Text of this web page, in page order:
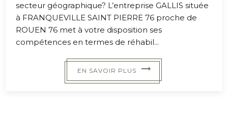
secteur géographique? L’entreprise GALLIS située
à FRANQUEVILLE SAINT PIERRE 76 proche de
ROUEN 76 met à votre disposition ses
compétences en termes de réhabil...
EN SAVOIR PLUS